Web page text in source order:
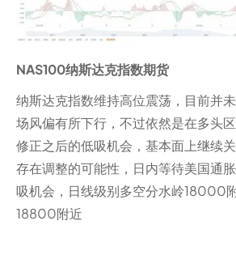
NAS100纳斯达克指数期货
纳斯达克指数维持高位震荡，目前并
场风偏有所下行，不过依然是在多头
修正之后的低吸机会，基本面上继续
存在调整的可能性，日内等待美国通
吸机会，日线级别多空分水岭18000
18800附近